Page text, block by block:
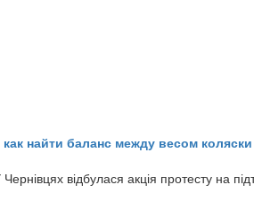
найти баланс между весом
відбулася акція протесту на